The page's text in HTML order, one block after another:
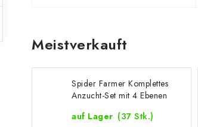
Meistverkauft
Spider Farmer Komplettes
Anzucht-Set mit 4 Ebenen
auf Lager (37 Stk.)